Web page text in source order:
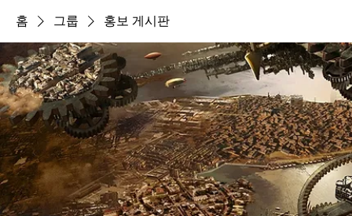
홈 그룹 홍보 게시판